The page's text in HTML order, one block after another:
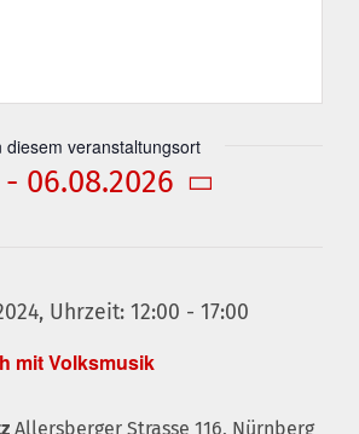
diesem veranstaltungsort
- 06.08.2026
mit Volksmusik
Uhrzeit: 12:00 - 17:00
Allersberger Strasse 116, Nürnberg